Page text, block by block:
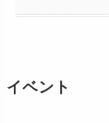
イベント